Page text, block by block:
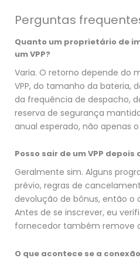
Perguntas
Quanto um proprietário de
um VPP?
Varia. O retorno depende do
VPP, do tamanho da bateria,
da frequência de despacho,
reserva de segurança
anual esperado, não apenas
Posso sair de um VPP depois
Geralmente sim. Alguns
prévio, regras de
devolução de bônus, então
Antes de se inscrever, eu
fornecedor também remove
O que acontece se a